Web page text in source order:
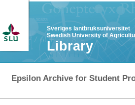
Sveriges lantbruksuniversitet
Swedish University of
Library
Epsilon Archive for Student